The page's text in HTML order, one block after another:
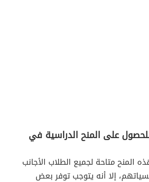
على المنح الدراسية في
المنح متاحة لجميع الطلاب الأجانب
إلا أنه يتوجب توفر بعض